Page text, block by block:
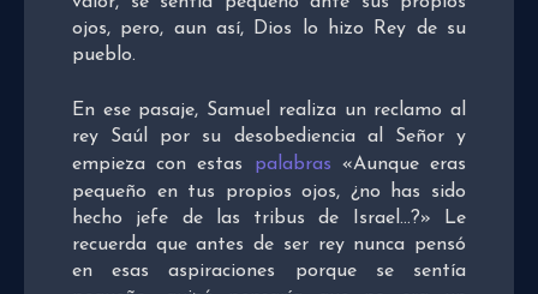
ojos, pero, aun así, Dios lo hizo Rey de su
pueblo.
En ese pasaje, Samuel realiza un reclamo al
rey Saúl por su desobediencia al Señor y
empieza con estas palabras «Aunque eras
pequeño en tus propios ojos, ¿no has sido
hecho jefe de las tribus de Israel…?» Le
recuerda que antes de ser rey nunca pensó
en esas aspiraciones porque se sentía